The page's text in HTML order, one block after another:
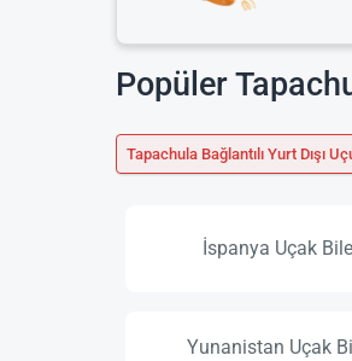
Popüler
Tapachula Bağlantılı Yurt Dışı
İspanya Uçak
Yunanistan Uçak